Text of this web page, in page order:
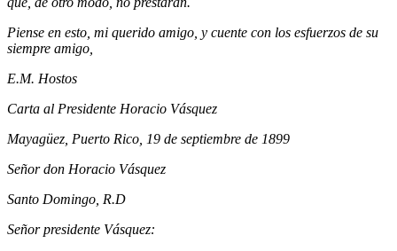
Piense en esto, mi querido amigo, y cuente con los esfuerzos de su
siempre amigo,
E.M. Hostos
Carta al Presidente Horacio Vásquez
Mayagüez, Puerto Rico, 19 de septiembre de 1899
Señor don Horacio Vásquez
Santo Domingo, R.D
Señor presidente Vásquez: